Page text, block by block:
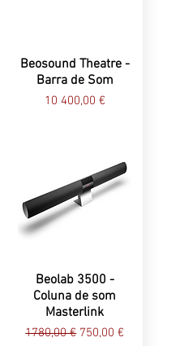
Beosound Theatre -
Barra de Som
Preço
10 400,00 €
Beolab 3500 -
Coluna de som
Masterlink
Preço normal
1780,00 € Preço promocional
750,00 €